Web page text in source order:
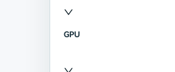
GPU